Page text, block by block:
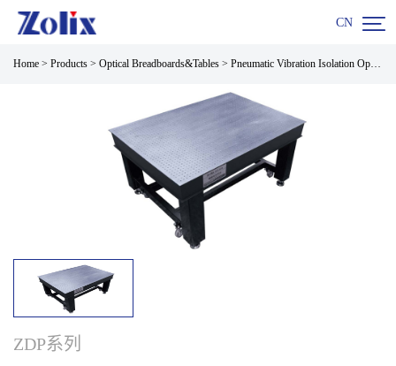
CN 
Home > Products > Optical Breadboards&Tables > Pneumatic Vibration Isolation Optical Tables
ZDP系列